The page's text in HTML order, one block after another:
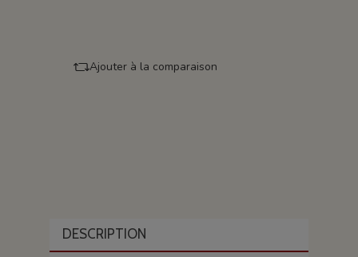
Ajouter à la comparaison
DESCRIPTION